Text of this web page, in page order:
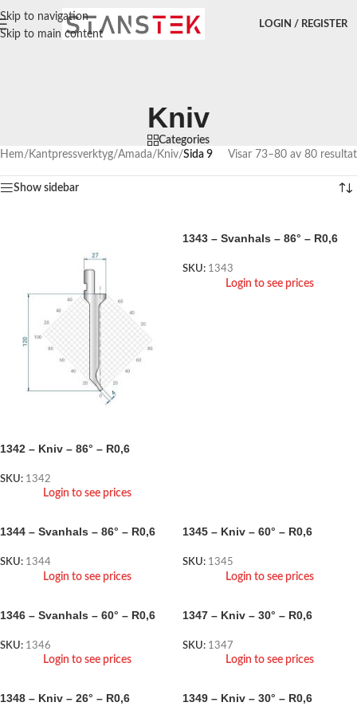
Skip to navigation
Skip to main content
LOGIN / REGISTER
Kniv
Categories
Hem/ Kantpressverktyg/Amada/ Kniv/Sida 9 Visar 73–80 av 80 resultat
Show sidebar
1342 – Kniv – 86° – R0,6
SKU: 1342
Login to see prices
1343 – Svanhals – 86° – R0,6
SKU: 1343
Login to see prices
1344 – Svanhals – 86° – R0,6
SKU: 1344
Login to see prices
1345 – Kniv – 60° – R0,6
SKU: 1345
Login to see prices
1346 – Svanhals – 60° – R0,6
SKU: 1346
Login to see prices
1347 – Kniv – 30° – R0,6
SKU: 1347
Login to see prices
1348 – Kniv – 26° – R0,6 1349 – Kniv – 30° – R0,6